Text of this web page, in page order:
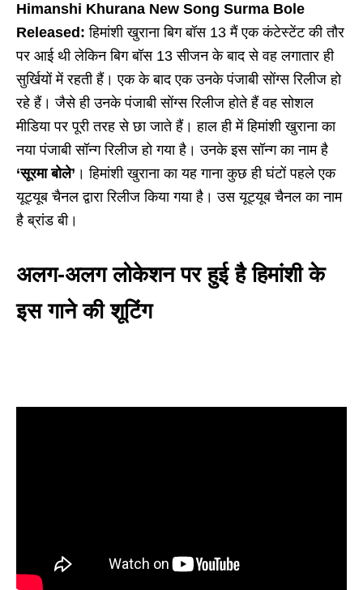
Himanshi Khurana New Song Surma Bole
Released: हिमांशी खुराना बिग बॉस 13 मैं एक कंटेस्टेंट की तौर
पर आई थी लेकिन बिग बॉस 13 सीजन के बाद से वह लगातार ही
सुर्खियों में रहती हैं। एक के बाद एक उनके पंजाबी सोंग्स रिलीज हो
रहे हैं। जैसे ही उनके पंजाबी सोंग्स रिलीज होते हैं वह सोशल
मीडिया पर पूरी तरह से छा जाते हैं। हाल ही में हिमांशी खुराना का
नया पंजाबी सॉन्ग रिलीज हो गया है। उनके इस सॉन्ग का नाम है
‘सूरमा बोले’ । हिमांशी खुराना का यह गाना कुछ ही घंटों पहले एक
यूट्यूब चैनल द्वारा रिलीज किया गया है। उस यूट्यूब चैनल का नाम
है ब्रांड बी।
अलग-अलग लोकेशन पर हुई है हिमांशी के
इस गाने की शूटिंग